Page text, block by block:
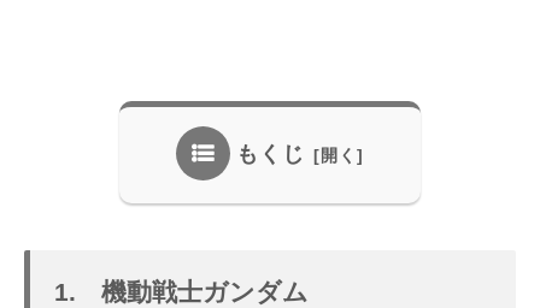
もくじ
1. 機動戦士ガンダム